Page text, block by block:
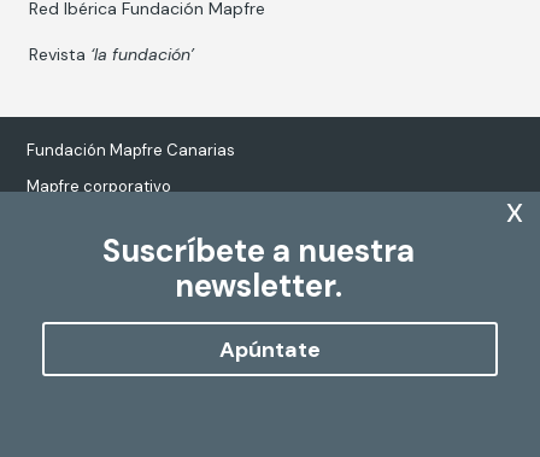
Suscríbete a nuestra
newsletter.
Apúntate
x
Red Ibérica Fundación Mapfre
Revista ‘la fundación’
Fundación Mapfre Canarias
Mapfre corporativo
Tratamiento de datos personales
Política de Cookies